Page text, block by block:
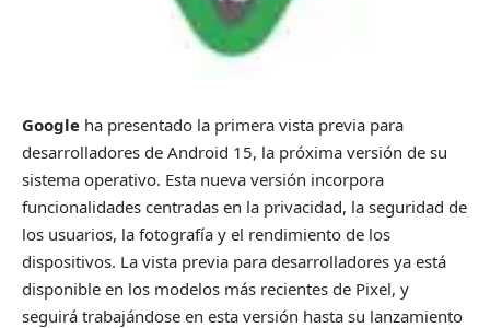
Google ha presentado la primera vista previa para
desarrolladores de Android 15, la próxima versión de su
sistema operativo. Esta nueva versión incorpora
funcionalidades centradas en la privacidad, la seguridad de
los usuarios, la fotografía y el rendimiento de los
dispositivos. La vista previa para desarrolladores ya está
disponible en los modelos más recientes de Pixel, y
seguirá trabajándose en esta versión hasta su lanzamiento